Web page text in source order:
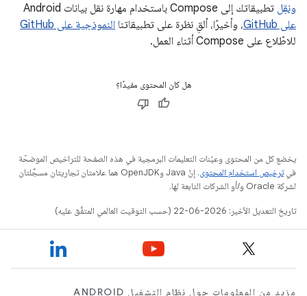
ونقِل تطبيقاتك إلى Compose باستخدام مهارة نقل بيانات Android
على GitHub
، وأخيرًا، ألقِ نظرة على تطبيقاتنا النموذجية على GitHub
للاطّلاع على Compose أثناء العمل.
هل كان المحتوى مفيدًا؟
يخضع كل من المحتوى وعيّنات التعليمات البرمجية في هذه الصفحة للتراخيص الموضحّة
فيترخيص استخدام المحتوى
. إنّ Java وOpenJDK هما علامتان تجاريتان مسجَّلتان
لشركة Oracle و/أو الشركات التابعة لها.
تاريخ التعديل الأخير: 2026-06-22 (حسب التوقيت العالمي المتفَّق عليه)
مزيد من المعلومات حول نظام التشغيل ANDROID